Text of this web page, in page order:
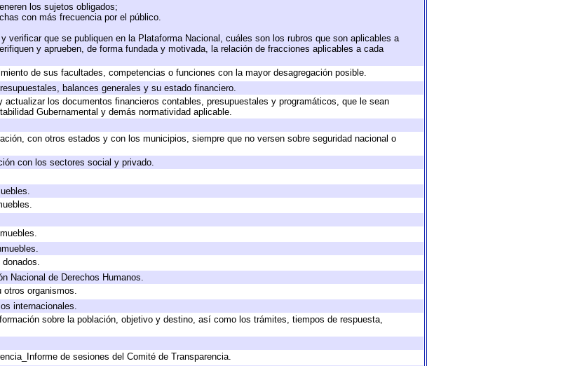
los sujetos obligados;
con más frecuencia por el público.
verificar que se publiquen en la Plataforma Nacional, cuáles son los rubros que son aplicables a
y aprueben, de forma fundada y motivada, la relación de fracciones aplicables a cada
de sus facultades, competencias o funciones con la mayor desagregación posible.
balances generales y su estado financiero.
los documentos financieros contables, presupuestales y programáticos, que le sean
Gubernamental y demás normatividad aplicable.
con otros estados y con los municipios, siempre que no versen sobre seguridad nacional o
con los sectores social y privado.
Nacional de Derechos Humanos.
otros organismos.
internacionales.
sobre la población, objetivo y destino, así como los trámites, tiempos de respuesta,
de sesiones del Comité de Transparencia.